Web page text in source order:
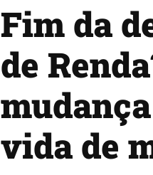
Fim da
de
vida de